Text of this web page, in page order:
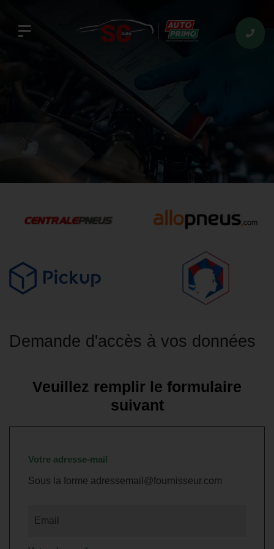
Demande d'accès à vos données
Veuillez remplir le formulaire
suivant
Votre adresse-mail
Sous la forme adressemail@fournisseur.com
Email